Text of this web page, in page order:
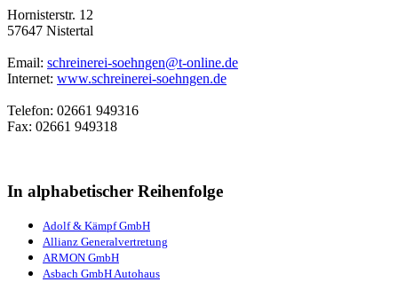
Hornisterstr. 12
57647 Nistertal
Email: schreinerei-soehngen@t-online.de
Internet: www.schreinerei-soehngen.de
Telefon: 02661 949316
Fax: 02661 949318
In alphabetischer Reihenfolge
Adolf & Kämpf GmbH
Allianz Generalvertretung
ARMON GmbH
Asbach GmbH Autohaus